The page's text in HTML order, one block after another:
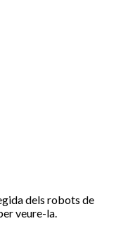
dels robots de
veure-la.